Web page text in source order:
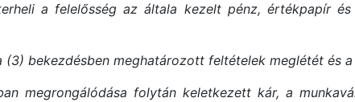
a felelősség az általa kezelt pénz, értékpapír és
bekezdésben meghatározott feltételek meglétét és
megrongálódása folytán keletkezett kár, a